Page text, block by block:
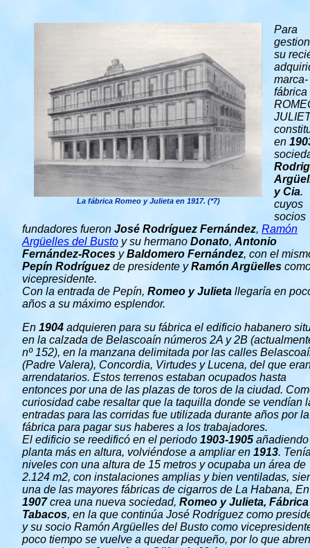
La fábrica Romeo y Julieta en 1917. (*7)
Para
su
marca-
fábrica
en
y Cia.
cuyos
socios
fundadores fueron José Rodríguez Fernández, Ramón
Argüelles del Busto y su hermano Donato, Antonio
Fernández-Roces yBaldomero Fernández, con el
Pepín Rodríguez de presidente yRamón Argüelles
vicepresidente.
Con la entrada de Pepín, Romeo y Julieta llegaría en
años a su máximo esplendor.
En 1904 adquieren para su fábrica el edificio habanero
en la calzada de Belascoaín números 2A y 2B
nº 152), en la manzana delimitada por las calles
(Padre Valera), Concordia, Virtudes y Lucena, del que
arrendatarios. Estos terrenos estaban ocupados hasta
entonces por una de las plazas de toros de la ciudad.
curiosidad cabe resaltar que la taquilla donde se vendían
entradas para las corridas fue utilizada durante años por la
fábrica para pagar sus haberes a los trabajadores.
El edificio se reedificó en el periodo 1903-1905
planta más en altura, volviéndose a ampliar en 1913.
niveles con una altura de 15 metros y ocupaba un área de
2.124 m2, con instalaciones amplias y bien ventiladas,
una de las mayores fábricas de cigarros de La Habana, En
1907crea una nueva sociedad, Romeo y Julieta,
Tabacos, en la que continúa José Rodríguez como
y su socio Ramón Argüelles del Busto como
poco tiempo se vuelve a quedar pequeño, por lo que abren